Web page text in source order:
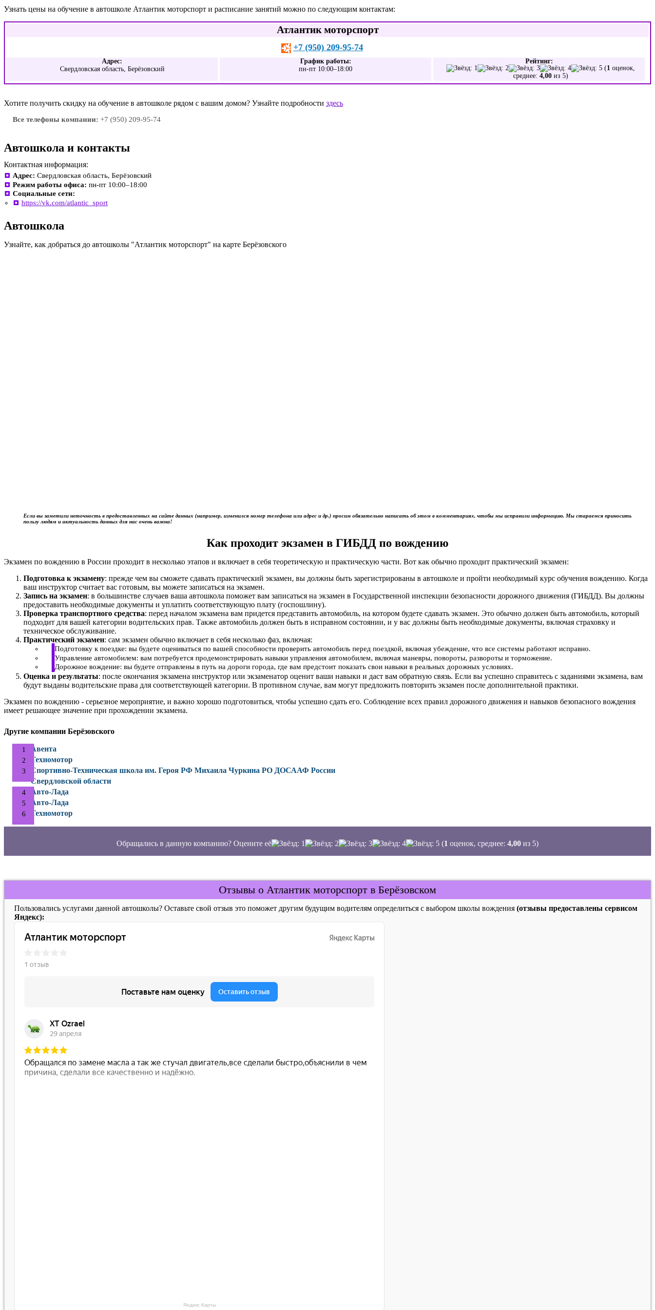
Узнать цены на обучение в автошколе Атлантик моторспорт и расписание занятий можно по следующим контактам:
Атлантик моторспорт
+7 (950) 209-95-74
Адрес:
Свердловская область, Берёзовский
График работы:
пн-пт 10:00–18:00
Рейтинг:
(1 оценок,
среднее: 4,00 из 5)
Хотите получить скидку на обучение в автошколе рядом с вашим домом? Узнайте подробности здесь
Все телефоны компании: +7 (950) 209-95-74
Автошкола и контакты
Контактная информация:
Адрес: Свердловская область, Берёзовский
Режим работы офиса: пн-пт 10:00–18:00
Социальные сети:
https://vk.com/atlantic_sport
Автошкола
Узнайте, как добраться до автошколы "Атлантик моторспорт" на карте Берёзовского
Если вы заметили неточность в предоставленных на сайте данных (например, изменился номер телефона или адрес и др.) просим обязательно написать об этом в комментариях, чтобы мы исправили информацию. Мы стараемся приносить
пользу людям и актуальность данных для нас очень важна!
Как проходит экзамен в ГИБДД по вождению
Экзамен по вождению в России проходит в несколько этапов и включает в себя теоретическую и практическую части. Вот как обычно проходит практический экзамен:
Подготовка к экзамену: прежде чем вы сможете сдавать практический экзамен, вы должны быть зарегистрированы в автошколе и пройти необходимый курс обучения вождению. Когда
ваш инструктор считает вас готовым, вы можете записаться на экзамен.
Запись на экзамен: в большинстве случаев ваша автошкола поможет вам записаться на экзамен в Государственной инспекции безопасности дорожного движения (ГИБДД). Вы должны
предоставить необходимые документы и уплатить соответствующую плату (госпошлину).
Проверка транспортного средства: перед началом экзамена вам придется представить автомобиль, на котором будете сдавать экзамен. Это обычно должен быть автомобиль, который
подходит для вашей категории водительских прав. Также автомобиль должен быть в исправном состоянии, и у вас должны быть необходимые документы, включая страховку и
техническое обслуживание.
Практический экзамен: сам экзамен обычно включает в себя несколько фаз, включая:
Подготовку к поездке: вы будете оцениваться по вашей способности проверить автомобиль перед поездкой, включая убеждение, что все системы работают исправно.
Управление автомобилем: вам потребуется продемонстрировать навыки управления автомобилем, включая маневры, повороты, развороты и торможение.
Дорожное вождение: вы будете отправлены в путь на дороги города, где вам предстоит показать свои навыки в реальных дорожных условиях.
Оценка и результаты: после окончания экзамена инструктор или экзаменатор оценит ваши навыки и даст вам обратную связь. Если вы успешно справитесь с заданиями экзамена, вам
будут выданы водительские права для соответствующей категории. В противном случае, вам могут предложить повторить экзамен после дополнительной практики.
Экзамен по вождению - серьезное мероприятие, и важно хорошо подготовиться, чтобы успешно сдать его. Соблюдение всех правил дорожного движения и навыков безопасного вождения
имеет решающее значение при прохождении экзамена.
Другие компании Берёзовского
Авента
Техномотор
Спортивно-Техническая школа им. Героя РФ Михаила Чуркина РО ДОСААФ России
Свердловской области
Авто-Лада
Авто-Лада
Техномотор
Обращались в данную компанию? Оцените её (1 оценок, среднее: 4,00 из 5)
Отзывы о Атлантик моторспорт в Берёзовском
Пользовались услугами данной автошколы? Оставьте свой отзыв это поможет другим будущим водителям определиться с выбором школы вождения (отзывы предоставлены сервисом
Яндекс):
Яндекс Карты